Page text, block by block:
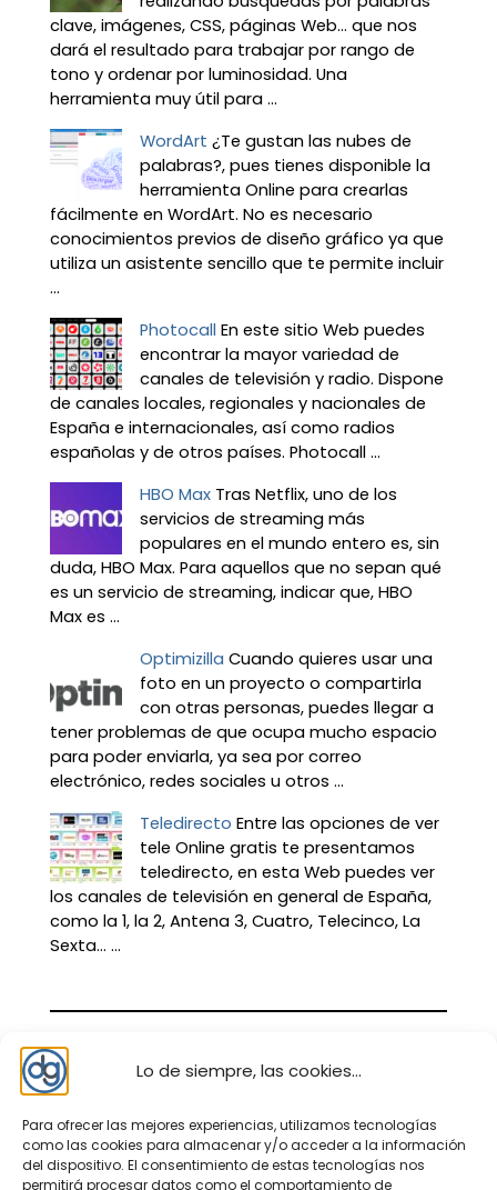
Lo de siempre, las cookies...
Para ofrecer las mejores experiencias, utilizamos tecnologías
como las cookies para almacenar y/o acceder a la información
del dispositivo. El consentimiento de estas tecnologías nos
permitirá procesar datos como el comportamiento de
clave, imágenes, CSS, páginas Web... que nos
dará el resultado para trabajar por rango de
tono y ordenar por luminosidad. Una
herramienta muy útil para ...
WordArt ¿Te gustan las nubes de
palabras?, pues tienes disponible la
herramienta Online para crearlas
fácilmente en WordArt. No es necesario
conocimientos previos de diseño gráfico ya que
utiliza un asistente sencillo que te permite incluir
...
Photocall En este sitio Web puedes
encontrar la mayor variedad de
canales de televisión y radio. Dispone
de canales locales, regionales y nacionales de
España e internacionales, así como radios
españolas y de otros países. Photocall ...
HBO Max Tras Netflix, uno de los
servicios de streaming más
populares en el mundo entero es, sin
duda, HBO Max. Para aquellos que no sepan qué
es un servicio de streaming, indicar que, HBO
Max es ...
Optimizilla Cuando quieres usar una
foto en un proyecto o compartirla
con otras personas, puedes llegar a
tener problemas de que ocupa mucho espacio
para poder enviarla, ya sea por correo
electrónico, redes sociales u otros ...
Teledirecto Entre las opciones de ver
tele Online gratis te presentamos
teledirecto, en esta Web puedes ver
los canales de televisión en general de España,
como la 1, la 2, Antena 3, Cuatro, Telecinco, La
Sexta… ...